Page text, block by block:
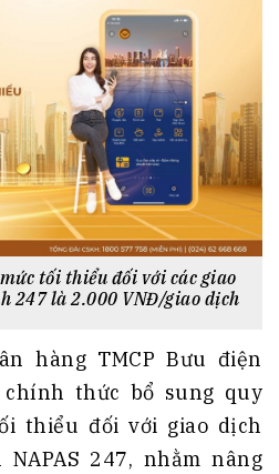
tối thiểu đối với các giao
247 là 2.000 VNĐ/giao dịch
hàng TMCP Bưu điện
chính thức bổ sung quy
thiểu đối với giao dịch
247, nhằm nâng